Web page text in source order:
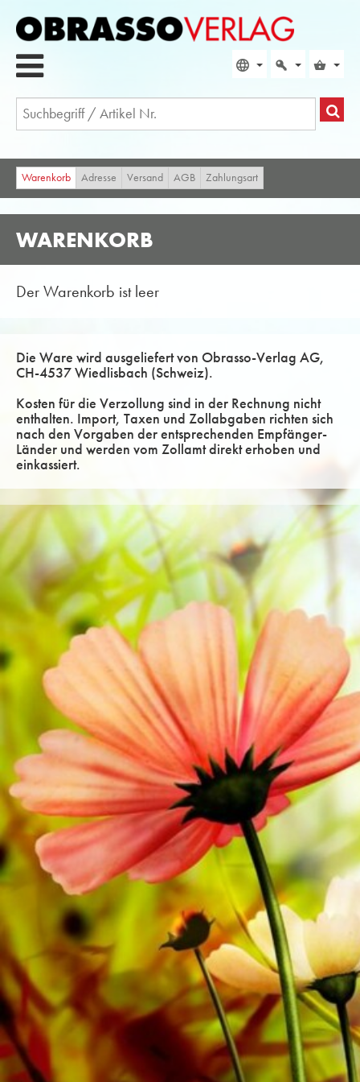
Warenkorb Adresse Versand AGB Zahlungsart
WARENKORB
Der Warenkorb ist leer
Die Ware wird ausgeliefert von Obrasso-Verlag AG,
CH-4537 Wiedlisbach (Schweiz).
Kosten für die Verzollung sind in der Rechnung nicht
enthalten. Import, Taxen und Zollabgaben richten sich
nach den Vorgaben der entsprechenden Empfänger-
Länder und werden vom Zollamt direkt erhoben und
einkassiert.